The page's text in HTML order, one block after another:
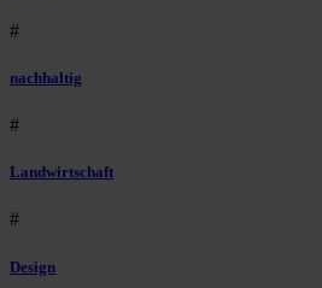
#
nachhaltig
#
Landwirtschaft
#
Design